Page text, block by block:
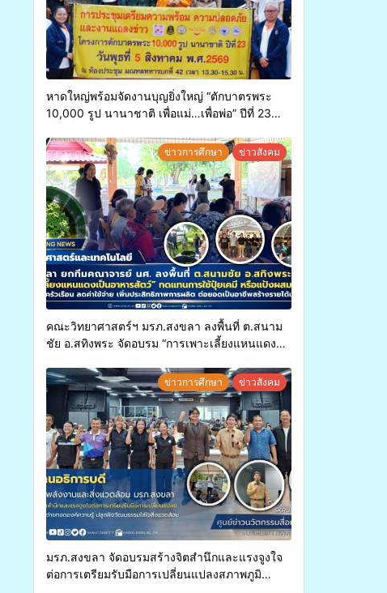
หาดใหญ่พร้อมจัดงานบุญยิ่งใหญ่ “ตักบาตรพระ
10,000 รูป นานาชาติ เพื่อแม่…เพื่อพ่อ” ปีที่ 23
ประเพณีแห่งศรัทธา
ข่าวการศึกษา ข่าวสังคม
คณะวิทยาศาสตร์ฯ มรภ.สงขลา ลงพื้นที่ ต.สนาม
ชัย อ.สทิงพระ จัดอบรม “การเพาะเลี้ยงแหนแดง
ประสิทธิภาพการผลิต ต่อยอดสู่อาชีพเสริมใน
อนาคต
ข่าวการศึกษา ข่าวสังคม
มรภ.สงขลา จัดอบรมสร้างจิตสำนึกและแรงจูงใจ
ต่อการเตรียมรับมือการเปลี่ยนแปลงสภาพภูมิ